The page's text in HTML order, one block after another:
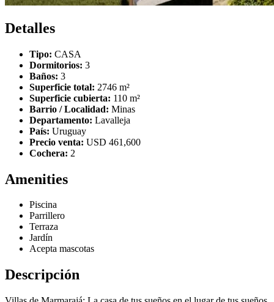
Detalles
Tipo: CASA
Dormitorios: 3
Baños: 3
Superficie total: 2746 m²
Superficie cubierta: 110 m²
Barrio / Localidad: Minas
Departamento: Lavalleja
País: Uruguay
Precio venta: USD 461,600
Cochera: 2
Amenities
Piscina
Parrillero
Terraza
Jardín
Acepta mascotas
Descripción